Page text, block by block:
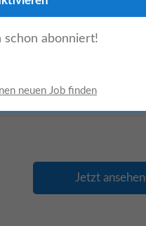
n
Jetzt ansehen
Jetzt ansehen
schon abonniert!